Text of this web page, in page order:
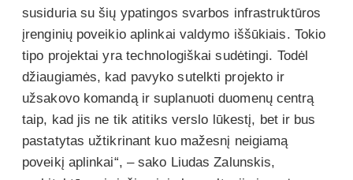
susiduria su šių ypatingos svarbos infrastruktūros
įrenginių poveikio aplinkai valdymo iššūkiais. Tokio
tipo projektai yra technologiškai sudėtingi. Todėl
džiaugiamės, kad pavyko sutelkti projekto ir
užsakovo komandą ir suplanuoti duomenų centrą
taip, kad jis ne tik atitiks verslo lūkestį, bet ir bus
pastatytas užtikrinant kuo mažesnį neigiamą
poveikį aplinkai“, – sako Liudas Zalunskis,